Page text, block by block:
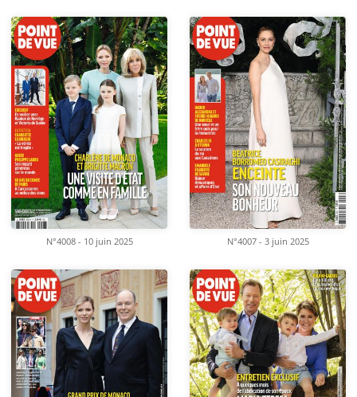
N°4008 - 10 juin 2025 N°4007 - 3 juin 2025